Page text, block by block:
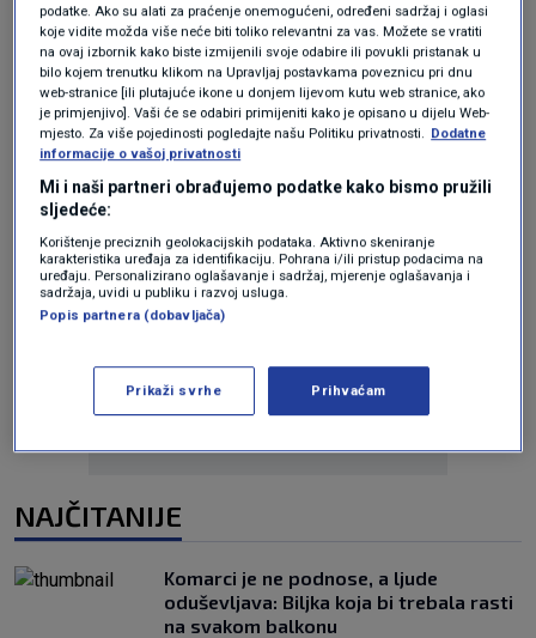
Oglas
NAJČITANIJE
Komarci je ne podnose, a ljude
oduševljava: Biljka koja bi trebala rasti
na svakom balkonu
podatke. Ako su alati za praćenje onemogućeni, određeni sadržaj i oglasi
koje vidite možda više neće biti toliko relevantni za vas. Možete se vratiti
na ovaj izbornik kako biste izmijenili svoje odabire ili povukli pristanak u
bilo kojem trenutku klikom na Upravljaj postavkama poveznicu pri dnu
web-stranice [ili plutajuće ikone u donjem lijevom kutu web stranice, ako
je primjenjivo]. Vaši će se odabiri primijeniti kako je opisano u dijelu Web-
mjesto. Za više pojedinosti pogledajte našu Politiku privatnosti.
Dodatne
informacije o vašoj privatnosti
Mi i naši partneri obrađujemo podatke kako bismo pružili
sljedeće:
Korištenje preciznih geolokacijskih podataka. Aktivno skeniranje
karakteristika uređaja za identifikaciju. Pohrana i/ili pristup podacima na
uređaju. Personalizirano oglašavanje i sadržaj, mjerenje oglašavanja i
sadržaja, uvidi u publiku i razvoj usluga.
Popis partnera (dobavljača)
Prikaži svrhe Prihvaćam